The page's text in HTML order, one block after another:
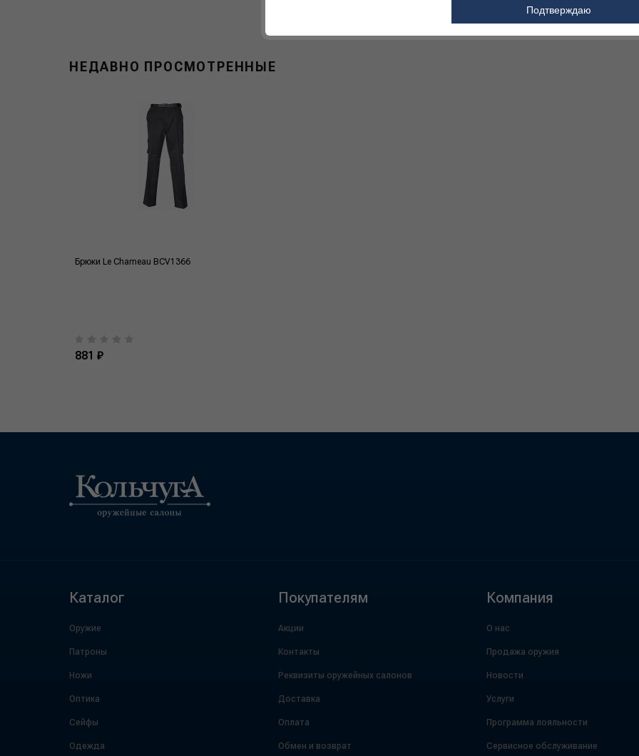
НЕДАВНО ПРОСМОТРЕННЫЕ
Брюки Le Сhameau BCV1366
881 ₽
Каталог
Оружие
Патроны
Ножи
Оптика
Сейфы
Одежда
Покупателям
Акции
Контакты
Реквизиты оружейных салонов
Доставка
Оплата
Обмен и возврат
Компания
О нас
Продажа оружия
Новости
Услуги
Программа лояльности
Сервисное обслуживание
Подтверждаю